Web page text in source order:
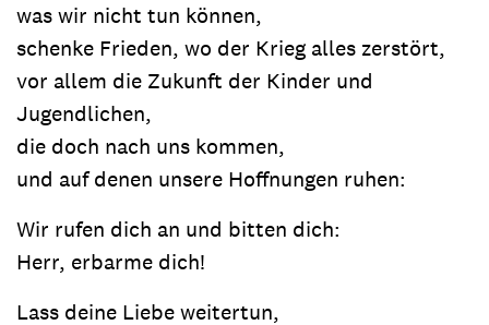
was wir nicht tun können,
schenke Frieden, wo der Krieg alles zerstört,
vor allem die Zukunft der Kinder und
Jugendlichen,
die doch nach uns kommen,
und auf denen unsere Hoffnungen ruhen:
Wir rufen dich an und bitten dich:
Herr, erbarme dich!
Lass deine Liebe weitertun,